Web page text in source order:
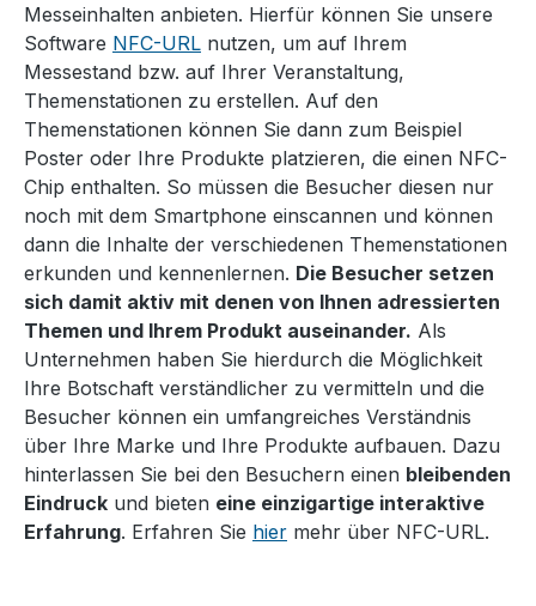
Messeinhalten anbieten. Hierfür können Sie unsere
Software NFC-URL nutzen, um auf Ihrem
Messestand bzw. auf Ihrer Veranstaltung,
Themenstationen zu erstellen. Auf den
Themenstationen können Sie dann zum Beispiel
Poster oder Ihre Produkte platzieren, die einen NFC-
Chip enthalten. So müssen die Besucher diesen nur
noch mit dem Smartphone einscannen und können
dann die Inhalte der verschiedenen Themenstationen
erkunden und kennenlernen. Die Besucher setzen
sich damit aktiv mit denen von Ihnen adressierten
Themen und Ihrem Produkt auseinander. Als
Unternehmen haben Sie hierdurch die Möglichkeit
Ihre Botschaft verständlicher zu vermitteln und die
Besucher können ein umfangreiches Verständnis
über Ihre Marke und Ihre Produkte aufbauen. Dazu
hinterlassen Sie bei den Besuchern einen bleibenden
Eindruck und bieten eine einzigartige interaktive
Erfahrung. Erfahren Sie hier mehr über NFC-URL.